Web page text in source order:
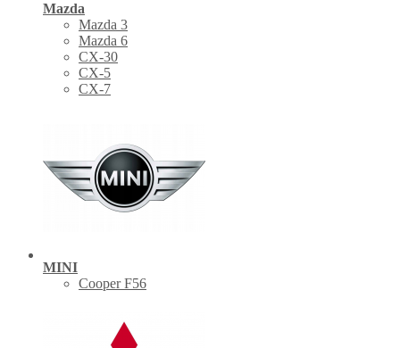
Mazda
Mazda 3
Mazda 6
CX-30
СХ-5
CX-7
MINI
Cooper F56